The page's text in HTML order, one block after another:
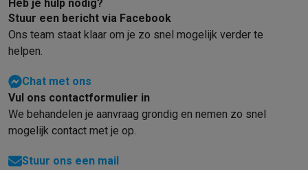
Heb je hulp nodig?
Stuur een bericht via Facebook
Ons team staat klaar om je zo snel mogelijk verder te
helpen.
Chat met ons
Vul ons contactformulier in
We behandelen je aanvraag grondig en nemen zo snel
mogelijk contact met je op.
Stuur ons een mail